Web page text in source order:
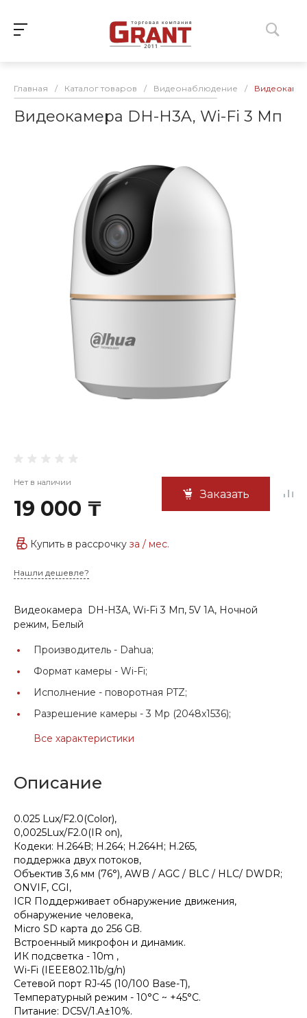
Главная / Каталог товаров / Видеонаблюдение /
Видеокамера DH-H3A, Wi-Fi 3 Мп
Нет в наличии
19 000 ₸
Заказать
Купить в рассрочку за / мес.
Нашли дешевле?
Видеокамера DH-H3A, Wi-Fi 3 Мп, 5V 1A, Ночной
режим, Белый
Производитель - Dahua;
Формат камеры - Wi-Fi;
Исполнение - поворотная PTZ;
Разрешение камеры - 3 Mp (2048x1536);
Все характеристики
Описание
0.025 Lux/F2.0(Color),
0,0025Lux/F2.0(IR on),
Кодеки: H.264B; H.264; H.264H; H.265,
поддержка двух потоков,
Объектив 3,6 мм (76°), AWB / AGC / BLC / HLC/ DWDR;
ONVIF, CGI,
ICR Поддерживает обнаружение движения,
обнаружение человека,
Micro SD карта до 256 GB.
Встроенный микрофон и динамик.
ИК подсветка - 10m ,
Wi-Fi (IEEE802.11b/g/n)
Сетевой порт RJ-45 (10/100 Base-T),
Температурный режим - 10°C ~ +45°C.
Питание: DC5V/1.A±10%.